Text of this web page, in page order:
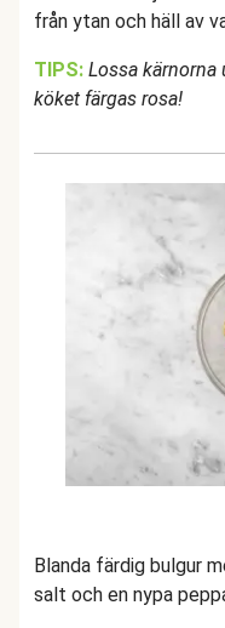
från ytan och häll av
TIPS: Lossa
köket färgas rosa!
Blanda färdig bulgur
salt och en nypa